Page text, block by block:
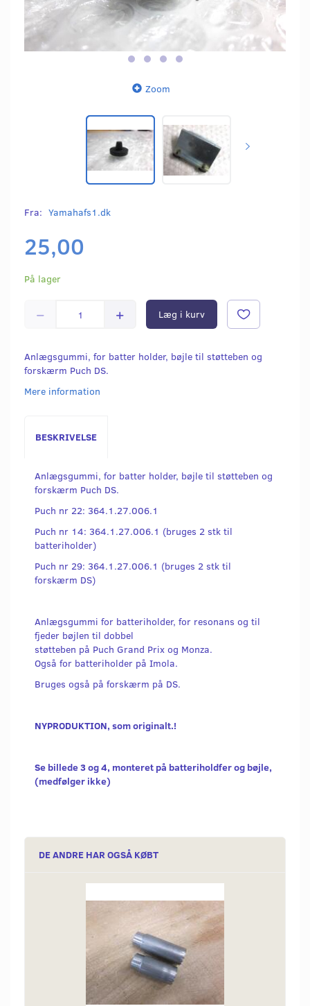
Zoom
Fra: Yamahafs1.dk
25,00
På lager
Læg i kurv
Anlægsgummi, for batter holder, bøjle til støtteben og
forskærm Puch DS.
Mere information
BESKRIVELSE
Anlægsgummi, for batter holder, bøjle til støtteben og
forskærm Puch DS.
Puch nr 22: 364.1.27.006.1
Puch nr 14: 364.1.27.006.1 (bruges 2 stk til
batteriholder)
Puch nr 29: 364.1.27.006.1 (bruges 2 stk til
forskærm DS)
Anlægsgummi for batteriholder, for resonans og til
fjeder bøjlen til dobbel
støtteben på Puch Grand Prix og Monza.
Også for batteriholder på Imola.
Bruges også på forskærm på DS.
NYPRODUKTION, som originalt.!
Se billede 3 og 4, monteret på batteriholdfer og bøjle,
(medfølger ikke)
DE ANDRE HAR OGSÅ KØBT